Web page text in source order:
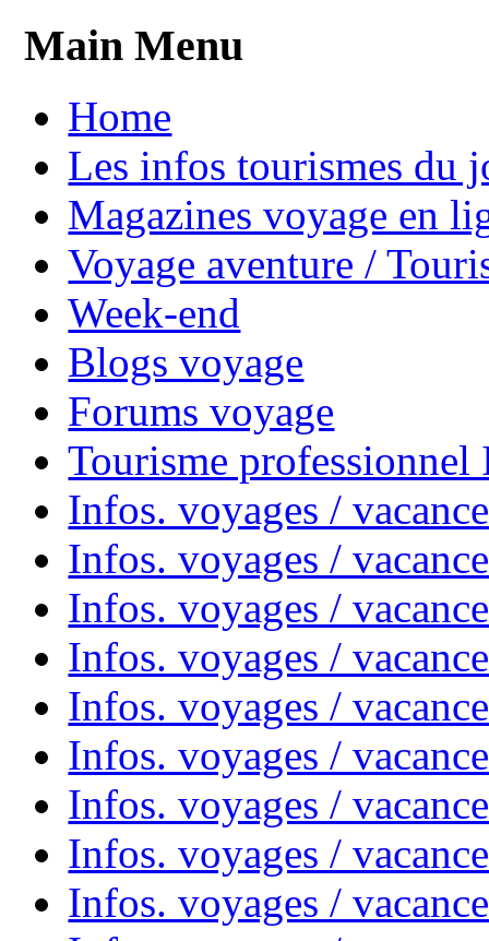
Main Menu
Home
Les infos tourismes du
Magazines voyage en
Voyage aventure /
Week-end
Blogs voyage
Forums voyage
Tourisme
Infos. voyages /
Infos. voyages /
Infos. voyages /
Infos. voyages /
Infos. voyages /
Infos. voyages /
Infos. voyages /
Infos. voyages /
Infos. voyages /